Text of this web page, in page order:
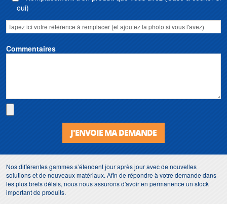
oui)
Commentaires
J'ENVOIE MA DEMANDE
Nos différentes gammes s’étendent jour après jour avec de nouvelles
solutions et de nouveaux matériaux. Afin de répondre à votre demande dans
les plus brefs délais, nous nous assurons d'avoir en permanence un stock
important de produits.